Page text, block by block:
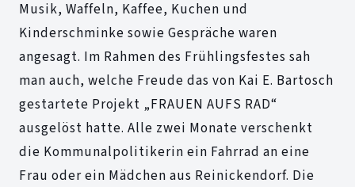
Musik, Waffeln, Kaffee, Kuchen und
Kinderschminke sowie Gespräche waren
angesagt. Im Rahmen des Frühlingsfestes sah
man auch, welche Freude das von Kai E. Bartosch
gestartete Projekt „FRAUEN AUFS RAD“
ausgelöst hatte. Alle zwei Monate verschenkt
die Kommunalpolitikerin ein Fahrrad an eine
Frau oder ein Mädchen aus Reinickendorf. Die